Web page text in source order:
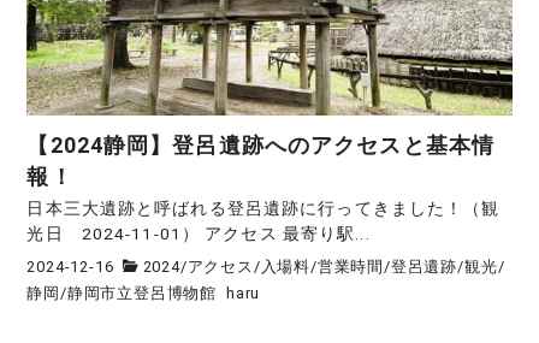
【2024静岡】登呂遺跡へのアクセスと基本情
報！
日本三大遺跡と呼ばれる登呂遺跡に行ってきました！（観
光日 2024-11-01） アクセス 最寄り駅...
2024-12-16 2024/アクセス/ 入場料/営業時間/登呂遺跡/観光/
静岡/静岡市立登呂博物館 haru